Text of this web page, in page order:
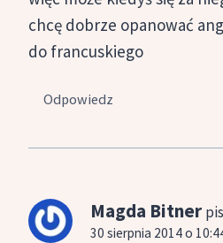
chcę dobrze opanować
do francuskiego
Odpowiedz
Magda Bitner
30 sierpnia 2014 o